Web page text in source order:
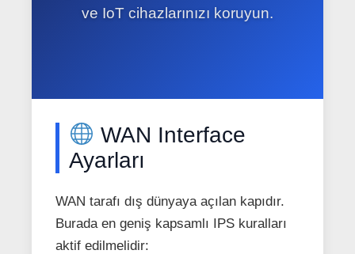
ve IoT cihazlarınızı koruyun.
WAN Interface
Ayarları
WAN tarafı dış dünyaya açılan kapıdır.
Burada en geniş kapsamlı IPS kuralları
aktif edilmelidir: